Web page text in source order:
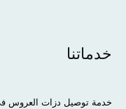
خدماتنا
خدمة توصيل دزات العروس